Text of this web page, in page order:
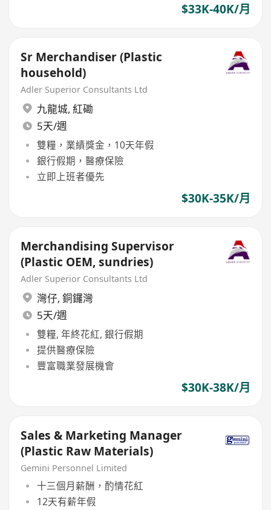
$33K-40K/月
Sr Merchandiser (Plastic
household)
Adler Superior Consultants Ltd
九龍城, 紅磡
5天/週
雙糧，業績獎金，10天年假
銀行假期，醫療保險
立即上班者優先
$30K-35K/月
Merchandising Supervisor
(Plastic OEM, sundries)
Adler Superior Consultants Ltd
灣仔, 銅鑼灣
5天/週
雙糧, 年終花紅, 銀行假期
提供醫療保險
豐富職業發展機會
$30K-38K/月
Sales & Marketing Manager
(Plastic Raw Materials)
Gemini Personnel Limited
十三個月薪酬，酌情花紅
12天有薪年假